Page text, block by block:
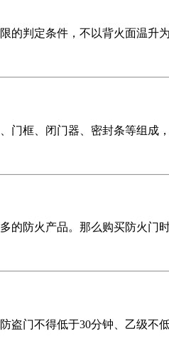
的判定条件，不以背火面温升
门框、闭门器、密封条等组成
的防火产品。那么购买防火门
门不得低于30分钟、乙级不